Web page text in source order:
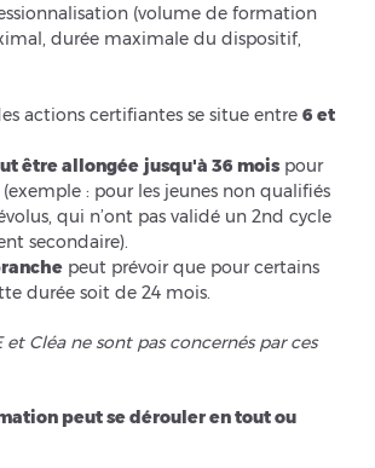
(volume de formation
durée maximale du dispositif,
actions certifiantes se situe entre 6 et
être allongée jusqu'à 36 mois pour
: pour les jeunes non qualifiés
qui n’ont pas validé un 2nd cycle
secondaire).
peut prévoir que pour certains
durée soit de 24 mois.
et Cléa ne sont pas concernés par ces
peut se dérouler en tout ou